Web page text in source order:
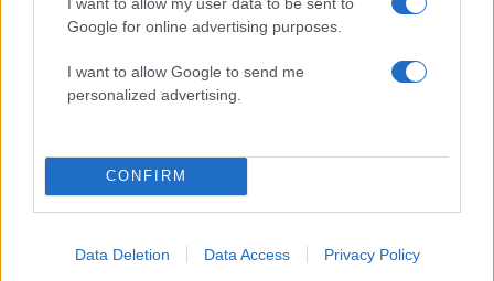
Google for online advertising purposes.
I want to allow Google to send me
personalized advertising.
CONFIRM
Data Deletion Data Access Privacy Policy
Media
MEGA
ΜΑΡΚΟΣ ΣΕΦΕΡΛΗΣ
Share:
ενημερωθείτε πρώτοι για όλη την ειδησεογραφία και τα
τελευταία νέατης ημέρας